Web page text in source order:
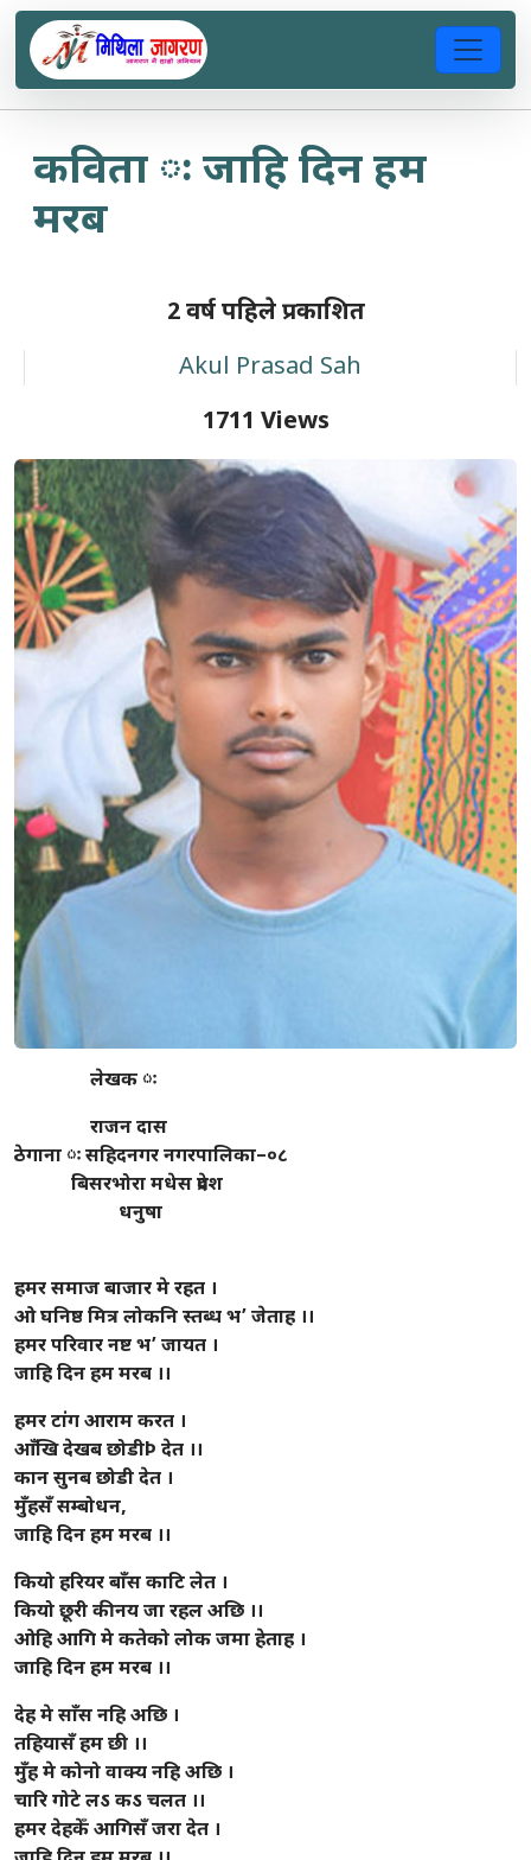
कविता ः जाहि दिन हम
मरब
2 वर्ष पहिले प्रकाशित
Akul Prasad Sah
1711 Views
लेखक ः
राजन दास
ठेगाना ः सहिदनगर नगरपालिका–०८
बिसरभोरा मधेस प्रदेश
धनुषा
हमर समाज बाजार मे रहत ।
ओ घनिष्ठ मित्र लोकनि स्तब्ध भ’ जेताह ।।
हमर परिवार नष्ट भ’ जायत ।
जाहि दिन हम मरब ।।
हमर टांग आराम करत ।
आँखि देखब छोडीÞ देत ।।
कान सुनब छोडी देत ।
मुँहसँ सम्बोधन,
जाहि दिन हम मरब ।।
कियो हरियर बाँस काटि लेत ।
कियो छूरी कीनय जा रहल अछि ।।
ओहि आगि मे कतेको लोक जमा हेताह ।
जाहि दिन हम मरब ।।
देह मे साँस नहि अछि ।
तहियासँ हम छी ।।
मुँह मे कोनो वाक्य नहि अछि ।
चारि गोटे लऽ कऽ चलत ।।
हमर देहकेँ आगिसँ जरा देत ।